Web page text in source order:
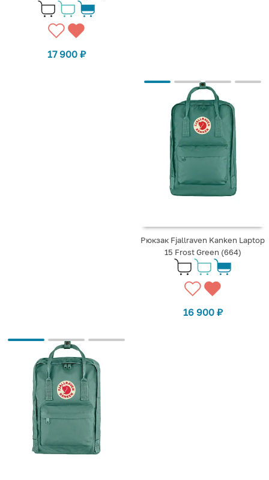
17 900 ₽
Рюкзак Fjallraven Kanken Laptop
15 Frost Green (664)
16 900 ₽